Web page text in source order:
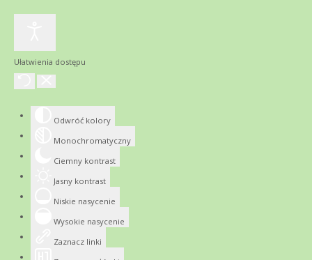
Ułatwienia dostępu
Odwróć kolory
Monochromatyczny
Ciemny kontrast
Jasny kontrast
Niskie nasycenie
Wysokie nasycenie
Zaznacz linki